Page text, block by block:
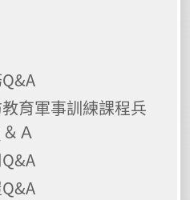
育軍事訓練課程兵
Ａ